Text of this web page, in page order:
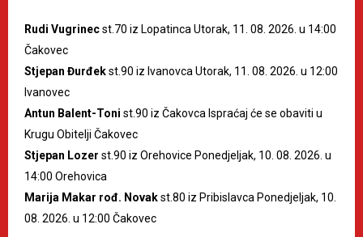
Rudi Vugrinecst.70 iz Lopatinca Utorak, 11. 08. 2026. u 14:00
Čakovec
Stjepan Đurđekst.90 iz Ivanovca Utorak, 11. 08. 2026. u 12:00
Ivanovec
Antun Balent-Toni st.90 iz Čakovca Ispraćaj će se obaviti u
Krugu Obitelji Čakovec
Stjepan Lozer st.90 iz Orehovice Ponedjeljak, 10. 08. 2026. u
14:00 Orehovica
Marija Makar rođ. Novakst.80 iz Pribislavca Ponedjeljak, 10.
08. 2026. u 12:00 Čakovec